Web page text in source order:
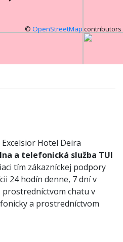
© OpenStreetMap contributors
Hotel Deira
a telefonická služba TUI
tím zákazníckej podpory
24 hodín denne, 7 dní v
chatu v
a prostredníctvom